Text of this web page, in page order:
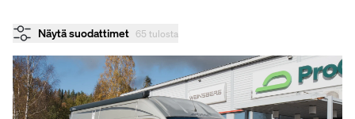
Näytä suodattimet 65 tulosta